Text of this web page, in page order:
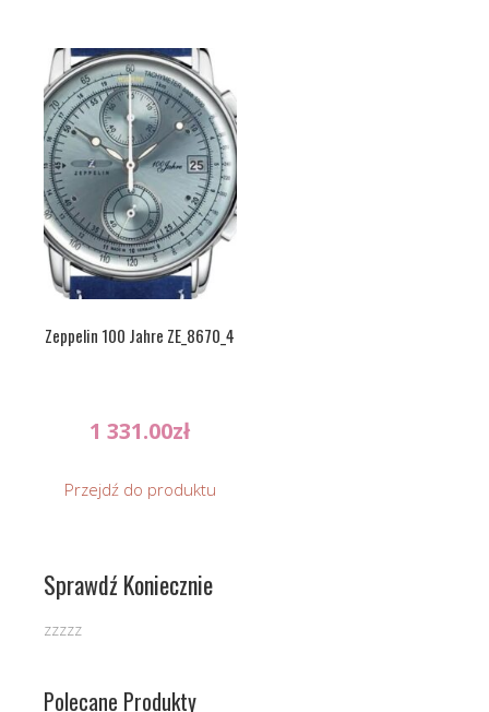
Zeppelin 100 Jahre ZE_8670_4
1 331.00zł
Przejdź do produktu
Sprawdź Koniecznie
zzzzz
Polecane Produkty